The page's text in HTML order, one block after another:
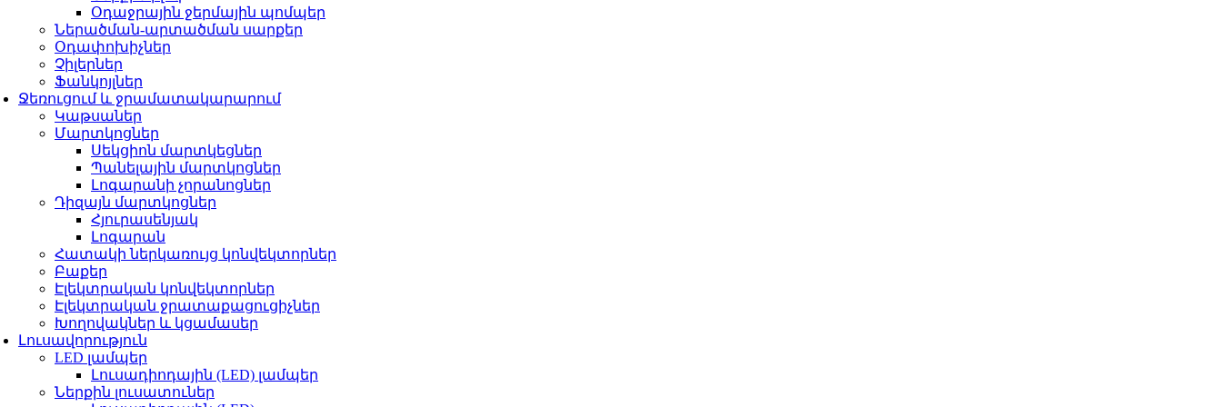
Օդաջրային ջերմային պոմպեր
Ներածման-արտածման սարքեր
Օդափոխիչներ
Չիլերներ
Ֆանկոյլներ
Ջեռուցում և ջրամատակարարում
Կաթսաներ
Մարտկոցներ
Սեկցիոն մարտկեցներ
Պանելային մարտկոցներ
Լոգարանի չորանոցներ
Դիզայն մարտկոցներ
Հյուրասենյակ
Լոգարան
Հատակի ներկառույց կոնվեկտորներ
Բաքեր
Էլեկտրական կոնվեկտորներ
Էլեկտրական ջրատաքացուցիչներ
Խողովակներ և կցամասեր
Լուսավորություն
LED լամպեր
Լուսադիոդային (LED) լամպեր
Ներքին լուսատուներ